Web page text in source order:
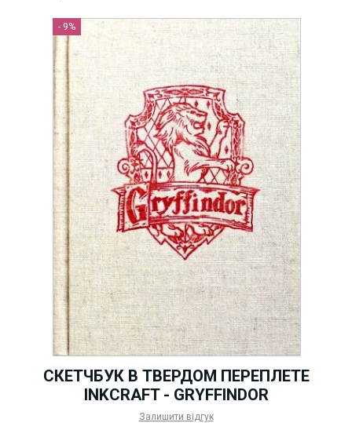
- 9%
СКЕТЧБУК В ТВЕРДОМ ПЕРЕПЛЕТЕ
INKCRAFT - GRYFFINDOR
Залишити відгук